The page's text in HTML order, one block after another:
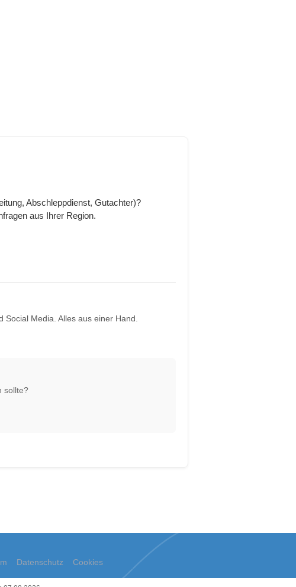
Abschleppdienst, Gutachter)?
aus Ihrer Region.
Media. Alles aus einer Hand.
sollte?
Datenschutz Cookies